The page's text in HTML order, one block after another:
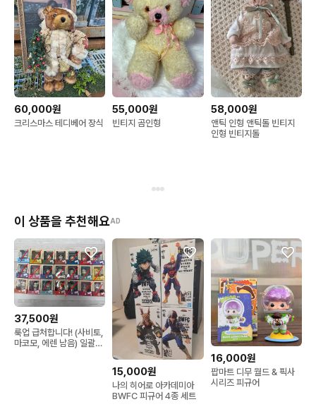
60,000원
크리스마스 테디베어 장식
55,000원
빈티지 곰인형
58,000원
앤틱 인형 앤틱돌 빈티지
인형 빈티지돌
이 상품을 추천해요AD
37,500원
룩업 급처합니다! (사비토,
마코모, 에렌 남음) 일괄시
15,000원
나의 히어로 아카데미아
BWFC 피규어 4종 세트
16,000원
팝마트 디무 월드 & 픽사
시리즈 피규어